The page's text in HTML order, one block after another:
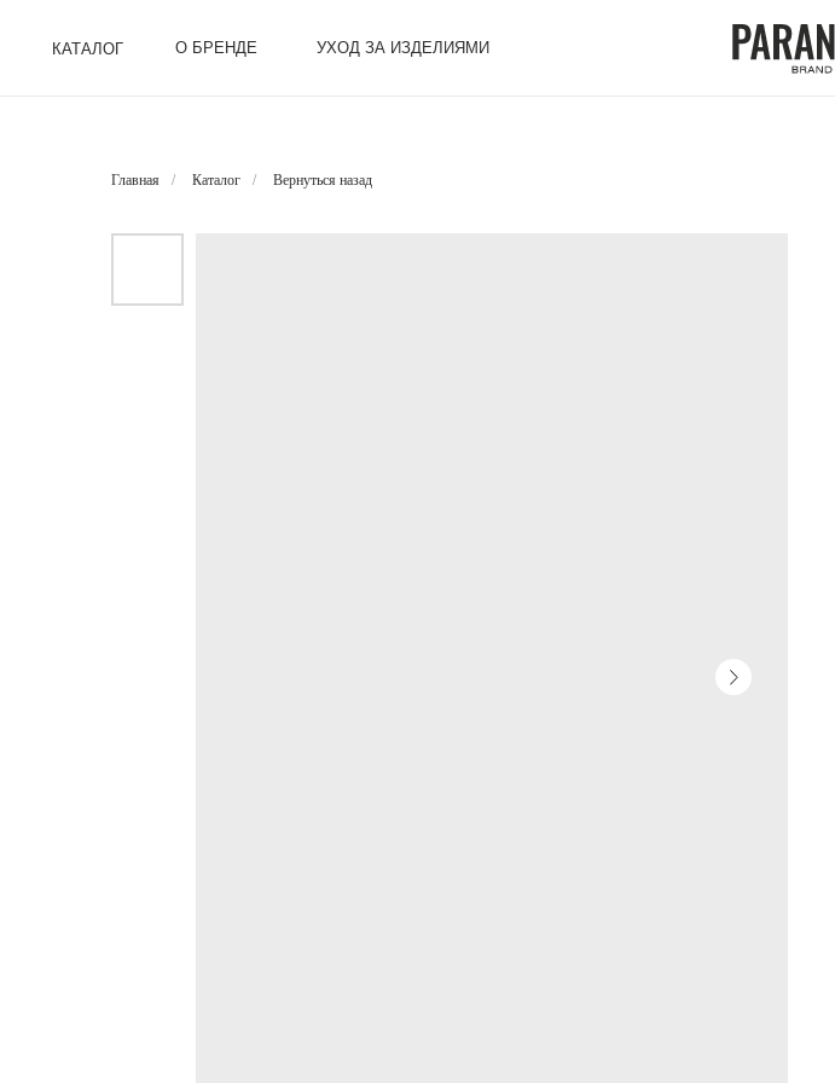
КАТАЛОГ О БРЕНДЕ УХОД ЗА ИЗДЕЛИЯМИ
Главная / Каталог / Вернуться назад